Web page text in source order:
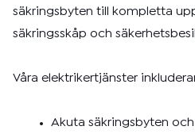
säkringsbyten till kompletta
säkringsskåp och
Våra elektrikertjänster
Akuta säkringsbyten